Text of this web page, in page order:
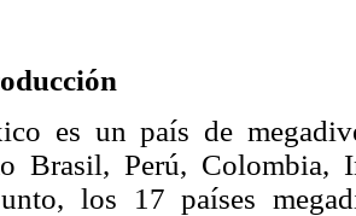
es un país de
Brasil, Perú, Colombia,
los 17 países